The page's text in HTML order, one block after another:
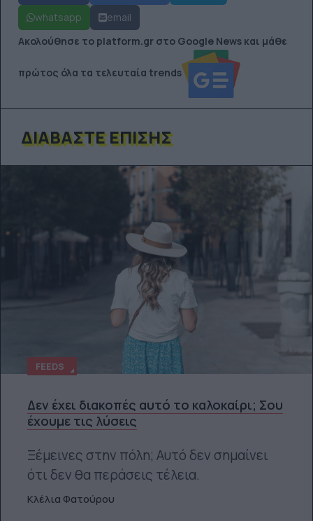
whatsapp
email
Ακολούθησε το platform.gr στο Google News και μάθε
πρώτος όλα τα τελευταία trends
ΔΙΑΒΆΣΤΕ ΕΠΊΣΗΣ
FEEDS
Δεν έχει διακοπές αυτό το καλοκαίρι; Σου
έχουμε τις λύσεις
Ξέμεινες στην πόλη; Αυτό δεν σημαίνει
ότι δεν θα περάσεις τέλεια.
Κλέλια Φατούρου